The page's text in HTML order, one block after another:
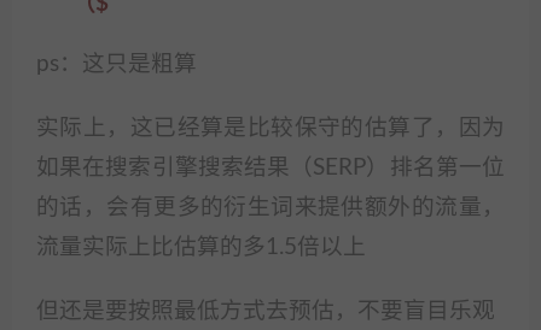
ps：这只是粗算
实际上，这已经算是比较保守的估算了，因为
如果在搜索引擎搜索结果（SERP）排名第一位
的话，会有更多的衍生词来提供额外的流量，
流量实际上比估算的多1.5倍以上
但还是要按照最低方式去预估，不要盲目乐观